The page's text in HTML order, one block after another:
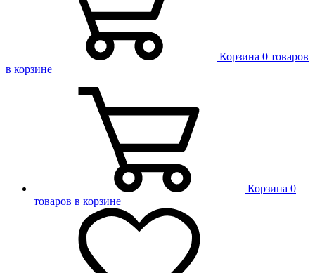
Корзина 0 товаров
в корзине
Корзина 0
товаров в корзине